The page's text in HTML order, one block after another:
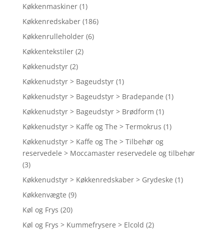
Køkkenmaskiner (1)
Køkkenredskaber (186)
Køkkenrulleholder (6)
Køkkentekstiler (2)
Køkkenudstyr (2)
Køkkenudstyr > Bageudstyr (1)
Køkkenudstyr > Bageudstyr > Bradepande (1)
Køkkenudstyr > Bageudstyr > Brødform (1)
Køkkenudstyr > Kaffe og The > Termokrus (1)
Køkkenudstyr > Kaffe og The > Tilbehør og
reservedele > Moccamaster reservedele og tilbehør
(3)
Køkkenudstyr > Køkkenredskaber > Grydeske (1)
Køkkenvægte (9)
Køl og Frys (20)
Køl og Frys > Kummefrysere > Elcold (2)